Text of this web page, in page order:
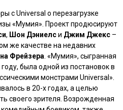
с Universal о перезагрузке
«Мумия» Проект продюсируют
, Шон Дэниелси Джим Джекс –
же качестве на недавних
Фрейзера «Мумия», сыгранная
была одной из постановок в
монстрами Universal».
в 20-х годах, а целью
своего зрителя. Возрожденная